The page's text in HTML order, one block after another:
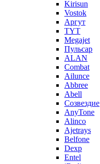
Kirisun
Vostok
Аргут
TYT
Megajet
Пульсар
ALAN
Combat
Ailunce
Abbree
Abell
Созвездие
AnyTone
Alinco
Ajetrays
Belfone
Dexp
Entel